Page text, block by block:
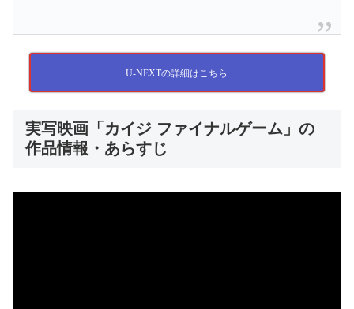
U-NEXTの詳細はこちら
実写映画「カイジ ファイナルゲーム」の
作品情報・あらすじ